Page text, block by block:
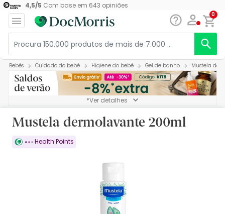
4,5/5 Com base em 643 opiniões
0
Bebés Cuidado do bebé Higiene do bebé Gel de banho Mustela
*Ver detalhes
Mustela dermolavante 200ml
Health Points